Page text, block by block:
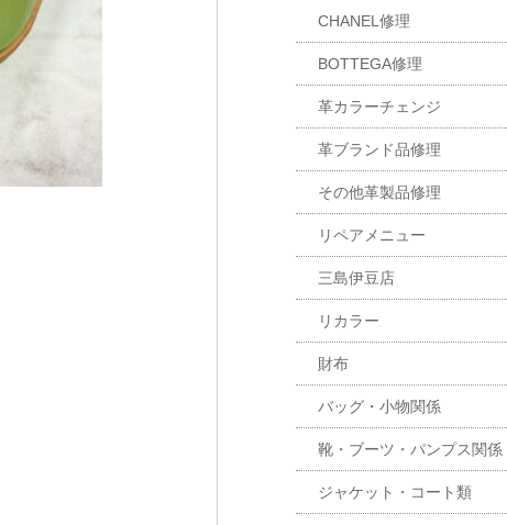
CHANEL修理
BOTTEGA修理
革カラーチェンジ
革ブランド品修理
その他革製品修理
リペアメニュー
三島伊豆店
リカラー
財布
バッグ・小物関係
靴・ブーツ・パンプス関係
ジャケット・コート類